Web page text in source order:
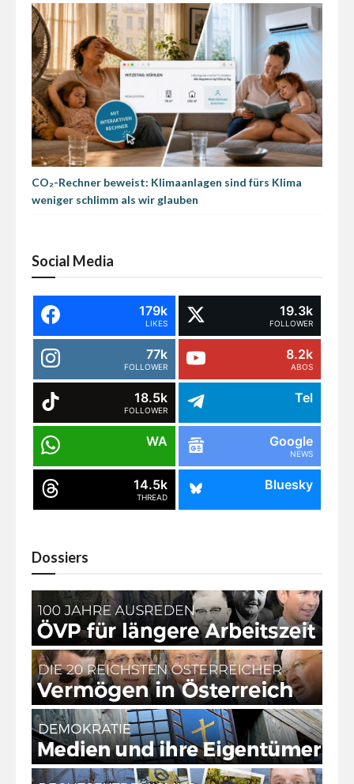
CO₂-Rechner beweist: Klimaanlagen sind fürs Klima
weniger schlimm als wir glauben
Social Media
179k
LIKES
19.3k
FOLLOWER
77k
FOLLOWER
8.2k
ABOS
18.5k
FOLLOWER
Tel
WA Google
NEWS
14.5k
THREAD
Bluesky
Dossiers